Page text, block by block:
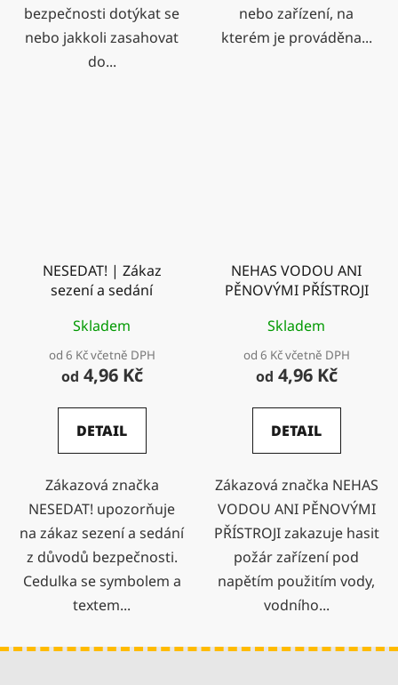
bezpečnosti dotýkat se
nebo jakkoli zasahovat
do...
nebo zařízení, na
kterém je prováděna...
NESEDAT! | Zákaz
sezení a sedání
Skladem
od 6 Kč včetně DPH
od 4,96 Kč
DETAIL
Zákazová značka
NESEDAT! upozorňuje
na zákaz sezení a sedání
z důvodů bezpečnosti.
Cedulka se symbolem a
textem...
NEHAS VODOU ANI
PĚNOVÝMI PŘÍSTROJI
Skladem
od 6 Kč včetně DPH
od 4,96 Kč
DETAIL
Zákazová značka NEHAS
VODOU ANI PĚNOVÝMI
PŘÍSTROJI zakazuje hasit
požár zařízení pod
napětím použitím vody,
vodního...